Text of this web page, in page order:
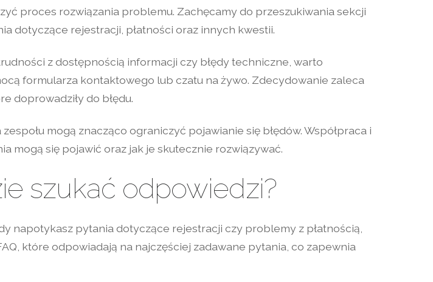
proces rozwiązania problemu. Zachęcamy do przeszukiwania sekcji
dotyczące rejestracji, płatności oraz innych kwestii.
z dostępnością informacji czy błędy techniczne, warto
formularza kontaktowego lub czatu na żywo. Zdecydowanie zaleca
doprowadziły do błędu.
mogą znacząco ograniczyć pojawianie się błędów. Współpraca i
mogą się pojawić oraz jak je skutecznie rozwiązywać.
szukać odpowiedzi?
napotykasz pytania dotyczące rejestracji czy problemy z płatnością,
które odpowiadają na najczęściej zadawane pytania, co zapewnia